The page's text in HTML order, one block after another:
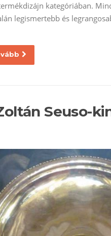
kategóriában.
legismertebb és
Seuso-